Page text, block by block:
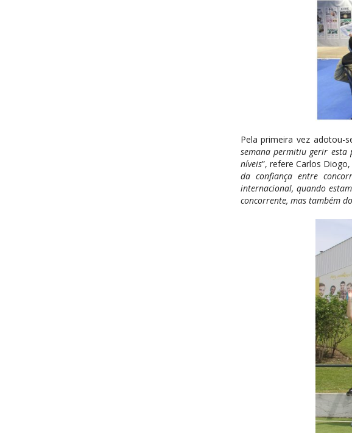
Pela primeira vez adotou-
semana permitiu gerir esta
níveis”, refere Carlos
da confiança entre
internacional, quando
concorrente, mas também